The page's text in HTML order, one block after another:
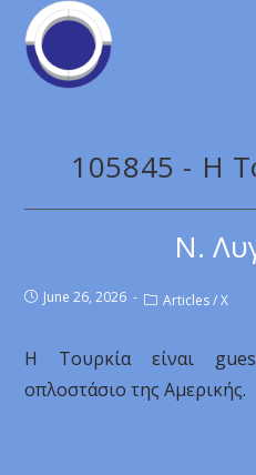
105845 - Η
Ν.
June 26, 2026 Articles / X
Η Τουρκία είναι
οπλοστάσιο της Αμερικής.